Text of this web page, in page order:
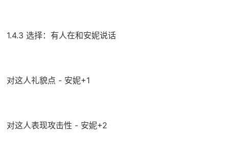
1.4.3 选择：有人在和安妮说话
对这人礼貌点 - 安妮+1
对这人表现攻击性 - 安妮+2